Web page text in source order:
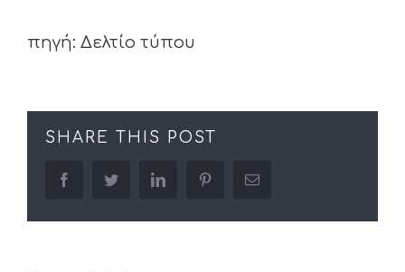
πηγή: Δελτίο τύπου
SHARE THIS POST
facebooktwitter linkedin pinterestEmail